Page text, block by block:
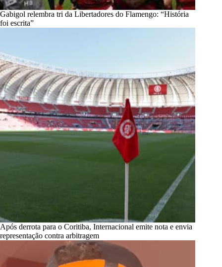
Gabigol relembra tri da Libertadores do Flamengo: “História
foi escrita”
Após derrota para o Coritiba, Internacional emite nota e envia
representação contra arbitragem